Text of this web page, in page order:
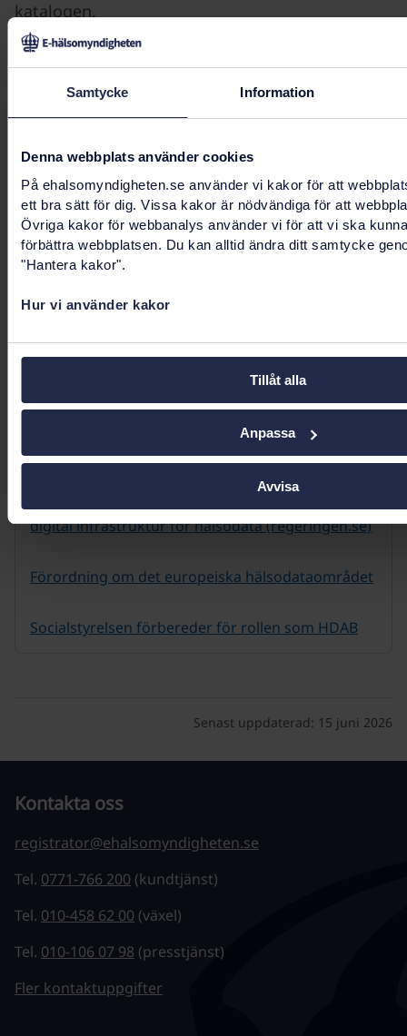
Samtycke Information
Denna webbplats använder cookies
På ehalsomyndigheten.se använder vi kakor för att
ett bra sätt för dig. Vissa kakor är nödvändiga för att
Övriga kakor för webbanalys använder vi för att vi ska
förbättra webbplatsen. Du kan alltid ändra ditt samtycke
"Hantera kakor".
Hur vi använder kakor
Tillåt alla
Anpassa
Avvisa
katalogen.
En forskare från Sverige eller ett annat EU-land
Om ansökan godkänns får forskaren arbeta med
hälsodata i en säker miljö där datan är
anonymiserad eller pseudonymiserad. Forskaren
kan sedan använda bearbetade resultat i sitt
forskningsarbete.
Relaterad information
Förberedelser i Sverige
Förberedelser i Norden
Förberedelser inom EU
För dig som jobbar inom hälso- och sjukvården
Utredning: Uppdrag att möjliggöra en nationell
digital infrastruktur för hälsodata (regeringen.se)
Förordning om det europeiska hälsodataområdet
Socialstyrelsen förbereder för rollen som HDAB
Senast uppdaterad: 15 juni 2026
Kontakta oss
registrator@ehalsomyndigheten.se
Tel. 0771-766 200 (kundtjänst)
Tel. 010-458 62 00 (växel)
Tel. 010-106 07 98 (presstjänst)
Fler kontaktuppgifter